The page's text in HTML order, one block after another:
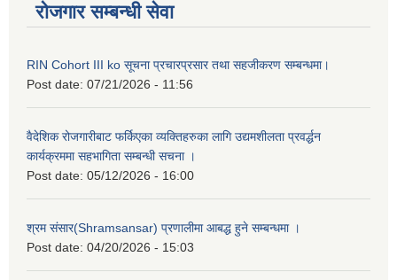
रोजगार सम्बन्धी सेवा
RIN Cohort III ko सूचना प्रचारप्रसार तथा सहजीकरण सम्बन्धमा।
Post date: 07/21/2026 - 11:56
वैदेशिक रोजगारीबाट फर्किएका व्यक्तिहरुका लागि उद्यमशीलता प्रवर्द्धन
कार्यक्रममा सहभागिता सम्बन्धी सचना ।
Post date: 05/12/2026 - 16:00
श्रम संसार(Shramsansar) प्रणालीमा आबद्ध हुने सम्बन्धमा ।
Post date: 04/20/2026 - 15:03